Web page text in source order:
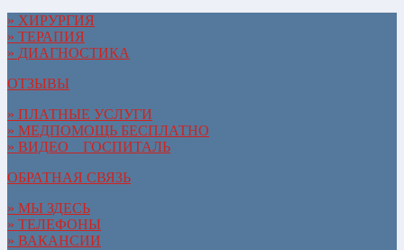
» ХИРУРГИЯ
» ТЕРАПИЯ
» ДИАГНОСТИКА
ОТЗЫВЫ
» ПЛАТНЫЕ УСЛУГИ
» МЕДПОМОЩЬ БЕСПЛАТНО
» ВИДЕО__ГОСПИТАЛЬ
ОБРАТНАЯ СВЯЗЬ
» МЫ ЗДЕСЬ
» ТЕЛЕФОНЫ
» ВАКАНСИИ